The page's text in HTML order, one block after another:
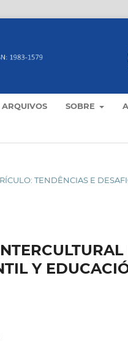
ARQUIVOS SOBRE
TENDÊNCIAS E
Y